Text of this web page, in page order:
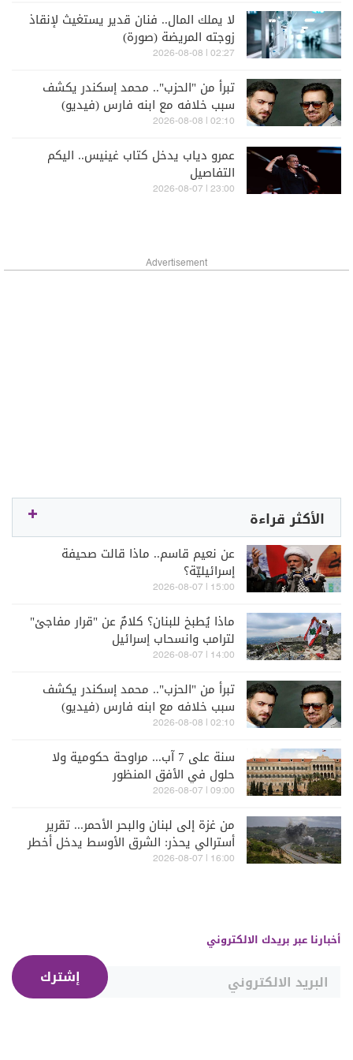
لا يملك المال.. فنان قدير يستغيث لإنقاذ
زوجته المريضة (صورة)
02:27 | 2026-08-08
تبرأ من "الحزب".. محمد إسكندر يكشف
سبب خلافه مع ابنه فارس (فيديو)
02:10 | 2026-08-08
عمرو دياب يدخل كتاب غينيس.. اليكم
التفاصيل
23:00 | 2026-08-07
Advertisement
الأكثر قراءة
عن نعيم قاسم.. ماذا قالت صحيفة
إسرائيليّة؟
15:00 | 2026-08-07
ماذا يُطبخ للبنان؟ كلامٌ عن "قرار مفاجئ"
لترامب وانسحاب إسرائيل
14:00 | 2026-08-07
تبرأ من "الحزب".. محمد إسكندر يكشف
سبب خلافه مع ابنه فارس (فيديو)
02:10 | 2026-08-08
سنة على 7 آب... مراوحة حكومية ولا
حلول في الأفق المنظور
09:00 | 2026-08-07
من غزة إلى لبنان والبحر الأحمر... تقرير
أسترالي يحذر: الشرق الأوسط يدخل أخطر
مراحله
16:00 | 2026-08-07
أخبارنا عبر بريدك الالكتروني
إشترك